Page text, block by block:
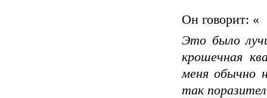
Он говорит: «
Это было
крошечная
меня обычно
так